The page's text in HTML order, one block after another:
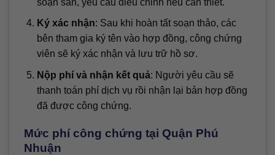
Ký xác nhận: Sau khi hoàn tất soạn thảo, các
bên tham gia ký tên vào hợp đồng, công chứng
viên sẽ ký xác nhận và lưu trữ hồ sơ.
Nộp phí và nhận kết quả: Người yêu cầu sẽ
thanh toán phí dịch vụ rồi nhận lại bản hợp đồng
đã được công chứng.
Mức phí công chứng tại Quận Phú
Nhuận